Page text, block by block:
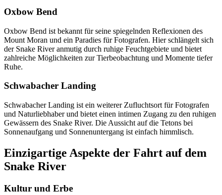
Oxbow Bend
Oxbow Bend ist bekannt für seine spiegelnden Reflexionen des
Mount Moran und ein Paradies für Fotografen. Hier schlängelt sich
der Snake River anmutig durch ruhige Feuchtgebiete und bietet
zahlreiche Möglichkeiten zur Tierbeobachtung und Momente tiefer
Ruhe.
Schwabacher Landing
Schwabacher Landing ist ein weiterer Zufluchtsort für Fotografen
und Naturliebhaber und bietet einen intimen Zugang zu den ruhigen
Gewässern des Snake River. Die Aussicht auf die Tetons bei
Sonnenaufgang und Sonnenuntergang ist einfach himmlisch.
Einzigartige Aspekte der Fahrt auf dem
Snake River
Kultur und Erbe